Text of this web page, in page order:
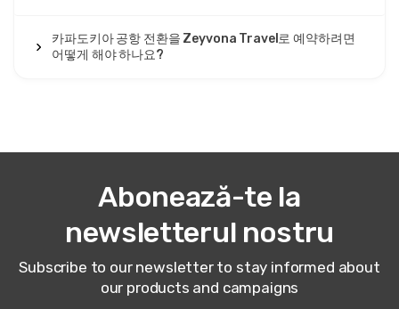
카파도키아 공항 전환을 Zeyvona Travel로 예약하려면
어떻게 해야 하나요?
Abonează-te la
newsletterul nostru
Subscribe to our newsletter to stay informed about
our products and campaigns